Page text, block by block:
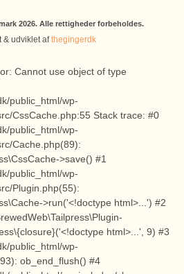
2026. Alle rettigheder forbeholdes.
& udviklet afthegingerdk
Cannot use object of type
public_html/wp-
CssCache.php:55 Stack trace: #0
public_html/wp-
Cache.php(89):
>save() #1
public_html/wp-
Plugin.php(55):
>run('<!doctype html>...') #2
html>...', 9) #3
public_html/wp-
ob_end_flush() #4